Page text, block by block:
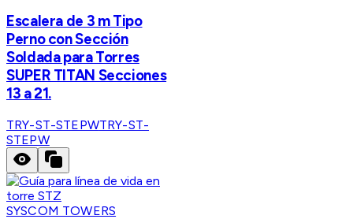
Escalera de 3 m Tipo
Perno con Sección
Soldada para Torres
SUPER TITAN Secciones
13 a 21.
TRY-ST-STEPWTRY-ST-
STEPW
SYSCOM TOWERS